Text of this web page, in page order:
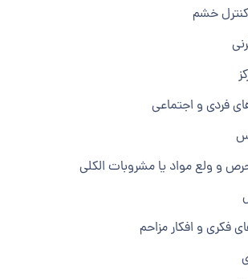
خشم
فردی و اجتماعی
و ولع مواد یا مشروبات الکلی
فکری و افکار مزاحم